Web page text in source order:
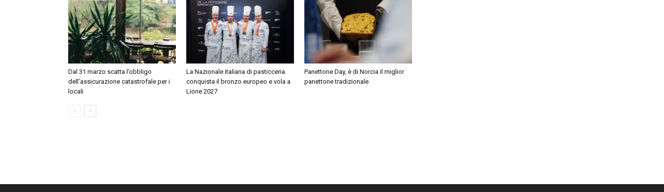
Dal 31 marzo scatta l’obbligo
dell’assicurazione catastrofale per i
locali
La Nazionale italiana di pasticceria
conquista il bronzo europeo e vola a
Lione 2027
Panettone Day, è di Norcia il miglior
panettone tradizionale